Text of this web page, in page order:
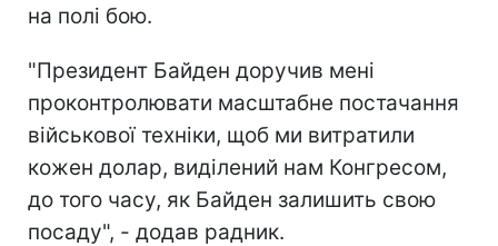
на полі бою.
"Президент Байден доручив мені
проконтролювати масштабне постачання
військової техніки, щоб ми витратили
кожен долар, виділений нам Конгресом,
до того часу, як Байден залишить свою
посаду", - додав радник.